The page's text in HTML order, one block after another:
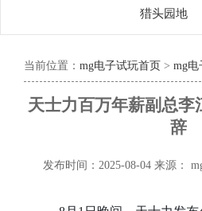
猎头园地
当前位置： mg电子试玩首页 > mg电
天士力百万年薪副总李
辞
发布时间：2025-08-04 来源：